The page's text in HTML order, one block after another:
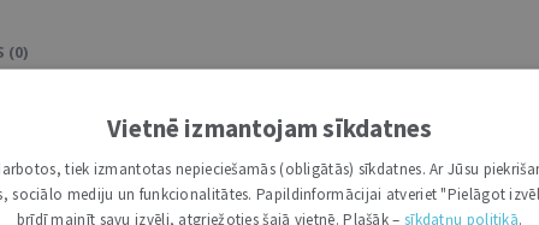
(0)
zinātnisko komentāru grāmata, kas veltīta mūsu
regulējums, kas nosaka Saeimas Prezidija un
vietu – Rīgu un daudzus citus jautājumus, kas saistīti ar
Vietnē izmantojam sīkdatnes
tiek izmantotas nepieciešamās (obligātās) sīkdatnes. Ar Jūsu
sociālo mediju un funkcionalitātes. Papildinformācijai atveriet "Pielāgot
brīdī mainīt savu izvēli, atgriežoties šajā vietnē. Plašāk – sīkdatņu politikā.